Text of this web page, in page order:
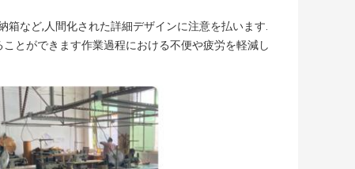
箱など,人間化された詳細デザインに注意を払います.
とができます作業過程における不便や疲労を軽減し